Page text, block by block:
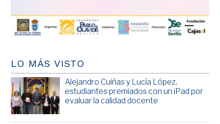
LO MÁS VISTO
Alejandro Cuiñas y Lucía López,
estudiantes premiados con un iPad por
evaluar la calidad docente